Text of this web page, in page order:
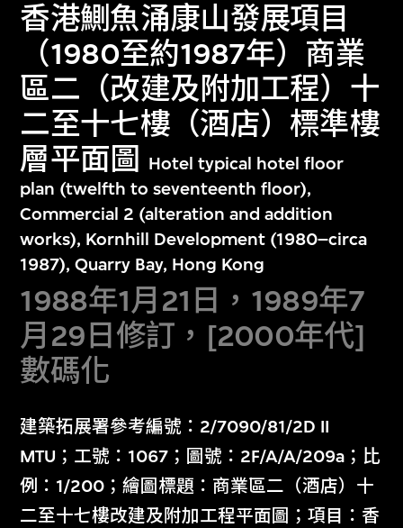
香港鰂魚涌康山發展項目
（1980至約1987年）商業
區二（改建及附加工程）十
二至十七樓（酒店）標準樓
層平面圖
Hotel typical hotel floor
plan (twelfth to seventeenth floor),
Commercial 2 (alteration and addition
works), Kornhill Development (1980–circa
1987), Quarry Bay, Hong Kong
1988年1月21日，1989年7
月29日修訂，[2000年代]
數碼化
建築拓展署參考編號：2/7090/81/2D II
MTU；工號：1067；圖號：2F/A/A/209a；比
例：1/200；繪圖標題：商業區二（酒店）十
二至十七樓改建及附加工程平面圖；項目：香